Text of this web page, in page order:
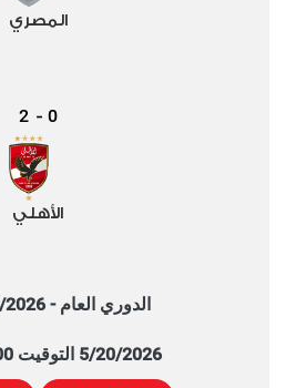
المصري
0
-
2
الأهلي
الدوري العام - 2025/2026
5/20/2026 التوقيت 8:00 PM